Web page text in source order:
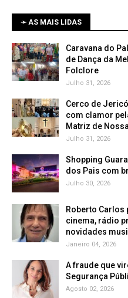
➛ AS MAIS LIDAS
Caravana do
de Dança da
Folclore
Julho 31, 2026
Cerco de
com clamor
Matriz de
Julho 31, 2026
Shopping
dos Pais com
Julho 30, 2026
Roberto Carlos
cinema, rádio
novidades
Janeiro 04, 2026
A fraude que
Segurança
Agosto 02, 2026